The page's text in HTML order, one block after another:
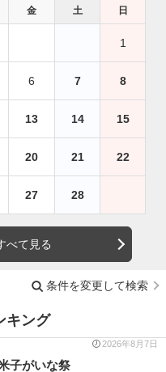
金 土 日
1
6 7 8
13 14 15
20 21 22
27 28
べて見る
条件を変更して検索
キング
2026年8月7日
子がいな祭